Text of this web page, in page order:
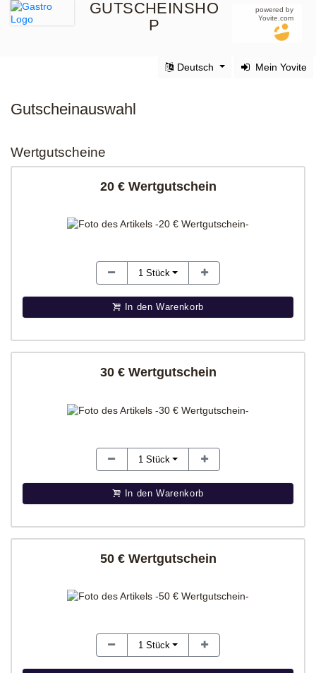
GUTSCHEINSHO
P
powered by
Yovite.com
Mein Yovite
Deutsch
Gutscheinauswahl
Wertgutscheine
20 € Wertgutschein
1 Stück
In den Warenkorb
30 € Wertgutschein
1 Stück
In den Warenkorb
50 € Wertgutschein
1 Stück